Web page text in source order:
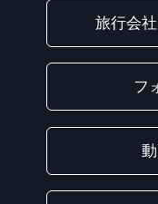
旅行会
フ